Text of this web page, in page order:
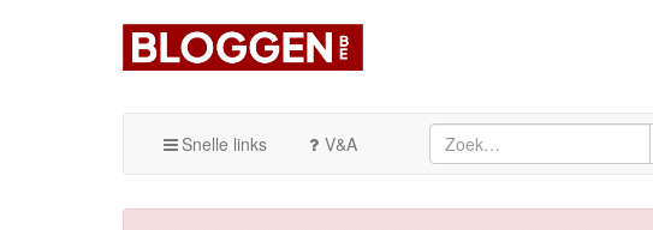
Snelle links V&A